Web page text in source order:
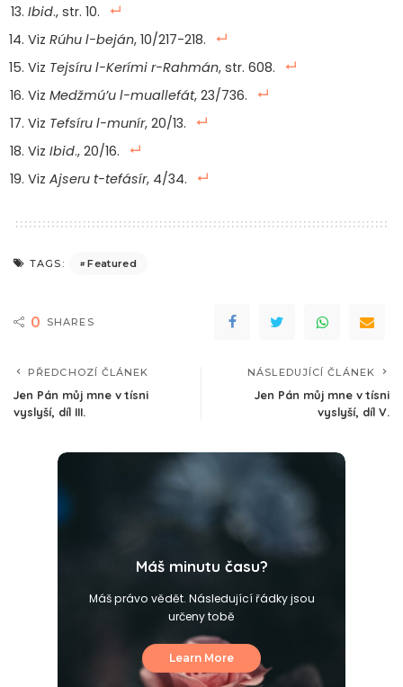
Ibid., str. 10.
Viz Rúhu l-beján, 10/217-218.
Viz Tejsíru l-Kerími r-Rahmán, str. 608.
Viz Medžmú’u l-muallefát, 23/736.
Viz Tefsíru l-munír, 20/13.
Viz Ibid., 20/16.
Viz Ajseru t-tefásír, 4/34.
TAGS: Featured
0 SHARES
PŘEDCHOZÍ ČLÁNEK
Jen Pán můj mne v tísni
vyslyší, díl III.
NÁSLEDUJÍCÍ ČLÁNEK
Jen Pán můj mne v tísni
vyslyší, díl V.
Máš minutu času?
Máš právo vědět. Následující řádky jsou
určeny tobě
Learn More